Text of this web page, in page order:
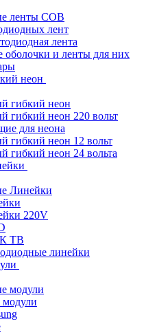
ленты COB
лент
лента
оболочки и ленты для них
неон
гибкий неон
гибкий неон 220 вольт
для неона
гибкий неон 12 вольт
гибкий неон 24 вольта
Линейки
220V
ТВ
линейки
модули